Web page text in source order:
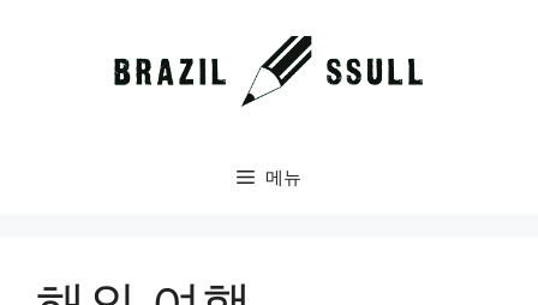
메뉴